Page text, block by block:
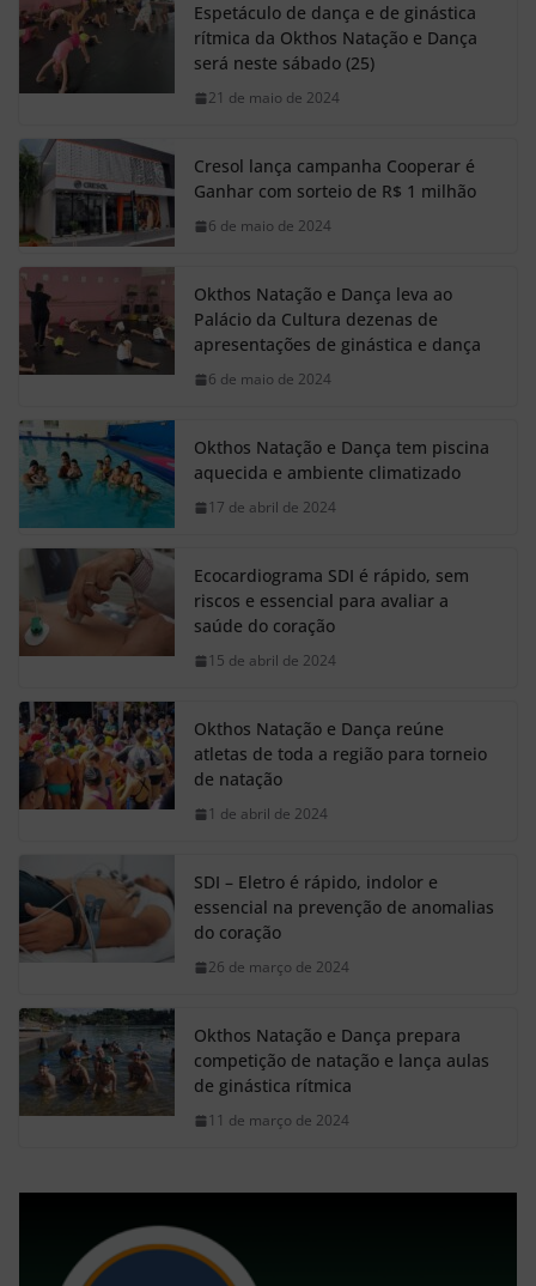
Espetáculo de dança e de ginástica
rítmica da Okthos Natação e Dança
será neste sábado (25)
21 de maio de 2024
Cresol lança campanha Cooperar é
Ganhar com sorteio de R$ 1 milhão
6 de maio de 2024
Okthos Natação e Dança leva ao
Palácio da Cultura dezenas de
apresentações de ginástica e dança
6 de maio de 2024
Okthos Natação e Dança tem piscina
aquecida e ambiente climatizado
17 de abril de 2024
Ecocardiograma SDI é rápido, sem
riscos e essencial para avaliar a
saúde do coração
15 de abril de 2024
Okthos Natação e Dança reúne
atletas de toda a região para torneio
de natação
1 de abril de 2024
SDI – Eletro é rápido, indolor e
essencial na prevenção de anomalias
do coração
26 de março de 2024
Okthos Natação e Dança prepara
competição de natação e lança aulas
de ginástica rítmica
11 de março de 2024